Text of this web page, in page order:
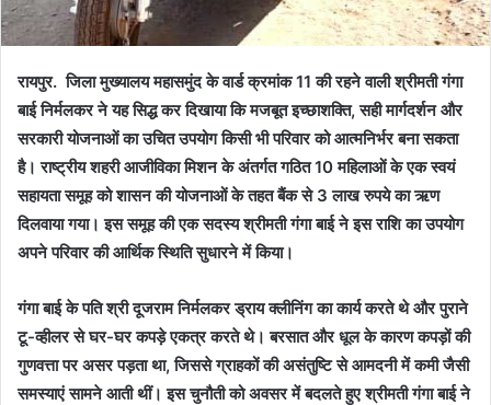
रायपुर. जिला मुख्यालय महासमुंद के वार्ड क्रमांक 11 की रहने वाली श्रीमती गंगा
बाई निर्मलकर ने यह सिद्ध कर दिखाया कि मजबूत इच्छाशक्ति, सही मार्गदर्शन और
सरकारी योजनाओं का उचित उपयोग किसी भी परिवार को आत्मनिर्भर बना सकता
है। राष्ट्रीय शहरी आजीविका मिशन के अंतर्गत गठित 10 महिलाओं के एक स्वयं
सहायता समूह को शासन की योजनाओं के तहत बैंक से 3 लाख रुपये का ऋण
दिलवाया गया। इस समूह की एक सदस्य श्रीमती गंगा बाई ने इस राशि का उपयोग
अपने परिवार की आर्थिक स्थिति सुधारने में किया।
गंगा बाई के पति श्री दूजराम निर्मलकर ड्राय क्लीनिंग का कार्य करते थे और पुराने
टू-व्हीलर से घर-घर कपड़े एकत्र करते थे। बरसात और धूल के कारण कपड़ों की
गुणवत्ता पर असर पड़ता था, जिससे ग्राहकों की असंतुष्टि से आमदनी में कमी जैसी
समस्याएं सामने आती थीं। इस चुनौती को अवसर में बदलते हुए श्रीमती गंगा बाई ने